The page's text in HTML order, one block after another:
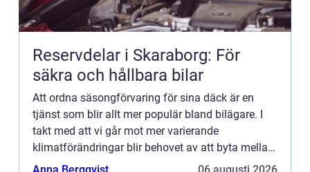
Reservdelar i Skaraborg: För
säkra och hållbara bilar
Att ordna säsongförvaring för sina däck är en
tjänst som blir allt mer populär bland bilägare. I
takt med att vi går mot mer varierande
klimatförändringar blir behovet av att byta mellan
sommar-...